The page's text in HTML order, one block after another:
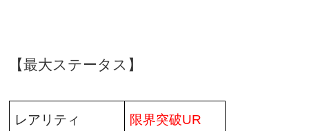
【最大ステータス】
レアリティ 限界突破UR